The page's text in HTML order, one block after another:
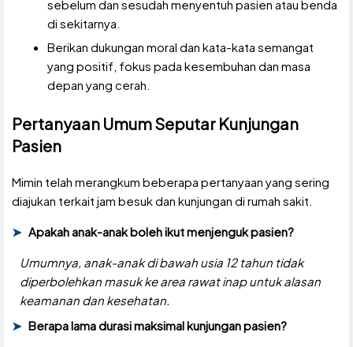
sebelum dan sesudah menyentuh pasien atau benda
di sekitarnya.
Berikan dukungan moral dan kata-kata semangat
yang positif, fokus pada kesembuhan dan masa
depan yang cerah.
Pertanyaan Umum Seputar Kunjungan
Pasien
Mimin telah merangkum beberapa pertanyaan yang sering
diajukan terkait jam besuk dan kunjungan di rumah sakit.
Apakah anak-anak boleh ikut menjenguk pasien?
Umumnya, anak-anak di bawah usia 12 tahun tidak
diperbolehkan masuk ke area rawat inap untuk alasan
keamanan dan kesehatan.
Berapa lama durasi maksimal kunjungan pasien?